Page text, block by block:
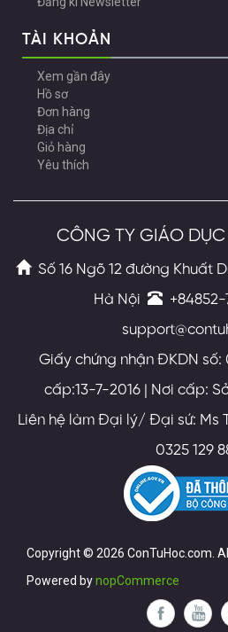
TÀI KHOẢN
Xem gần đây
Hồ sơ
Đơn hàng
Địa chỉ
Giỏ hàng
Yêu thích
CÔNG TY GIÁO
Số 16 Ngõ 12 đường Khuất
Hà Nội
+84852-
Giấy chứng nhận ĐKDN số:
cấp:13-7-2016 | Nơi cấp:
Liên hệ làm Đại lý/ Đại sứ: Ms
0325 129
Copyright © 2026 ConTuHoc.com.
Powered bynopCommerce